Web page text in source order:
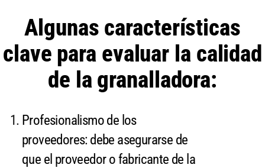
Algunas características
clave para evaluar la calidad
de la granalladora:
Profesionalismo de los
proveedores: debe asegurarse de
que el proveedor o fabricante de la